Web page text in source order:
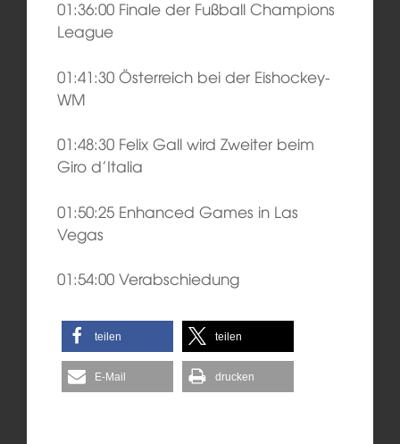
01:36:00 Finale der Fußball Champions
League
01:41:30 Österreich bei der Eishockey-
WM
01:48:30 Felix Gall wird Zweiter beim
Giro d’Italia
01:50:25 Enhanced Games in Las
Vegas
01:54:00 Verabschiedung
teilen teilen
E-Mail drucken